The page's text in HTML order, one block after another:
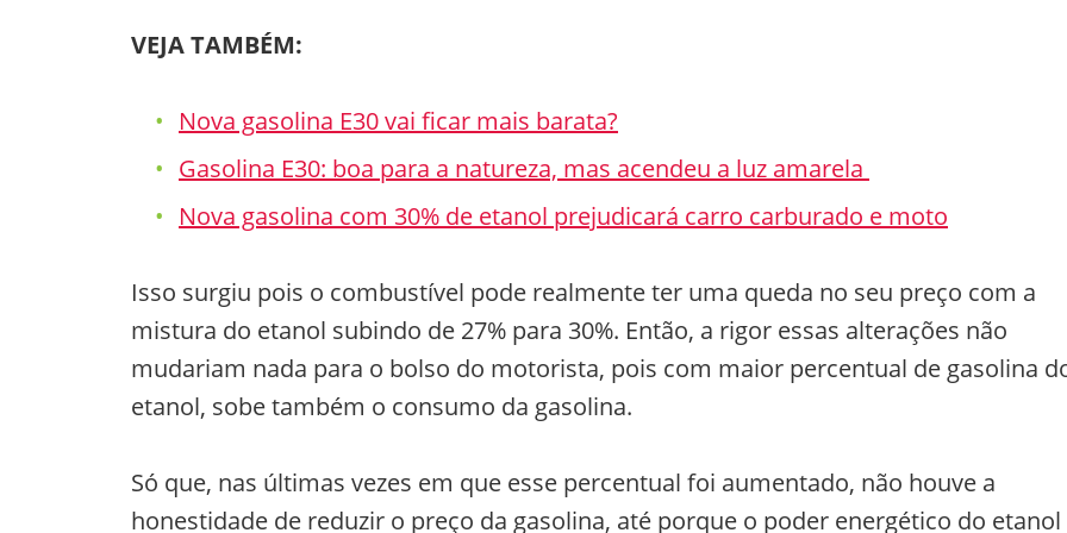
VEJA TAMBÉM:
Nova gasolina E30 vai ficar mais barata?
Gasolina E30: boa para a natureza, mas acendeu a luz amarela
Nova gasolina com 30% de etanol prejudicará carro carburado e moto
Isso surgiu pois o combustível pode realmente ter uma queda no seu preço com a
mistura do etanol subindo de 27% para 30%. Então, a rigor essas alterações não
mudariam nada para o bolso do motorista, pois com maior percentual de gasolina
etanol, sobe também o consumo da gasolina.
Só que, nas últimas vezes em que esse percentual foi aumentado, não houve a
honestidade de reduzir o preço da gasolina, até porque o poder energético do etanol